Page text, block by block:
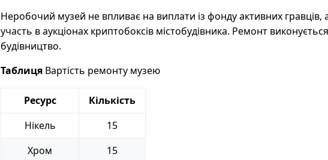
Неробочий музей не впливає на виплати із фонду активних гравців,
участь в аукціонах криптобоксів містобудівника. Ремонт
будівництво.
Таблиця Вартість ремонту музею
Ресурс
Кількість
Нікель
15
Хром
15